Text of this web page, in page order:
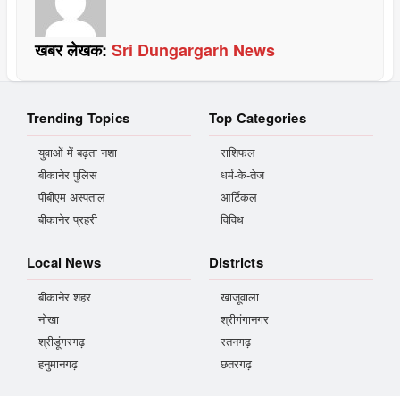
खबर लेखक: Sri Dungargarh News
Trending Topics
युवाओं में बढ़ता नशा
बीकानेर पुलिस
पीबीएम अस्पताल
बीकानेर प्रहरी
Top Categories
राशिफल
धर्म-के-तेज
आर्टिकल
विविध
Local News
बीकानेर शहर
नोखा
श्रीडूंगरगढ़
हनुमानगढ़
Districts
खाजूवाला
श्रीगंगानगर
रतनगढ़
छतरगढ़